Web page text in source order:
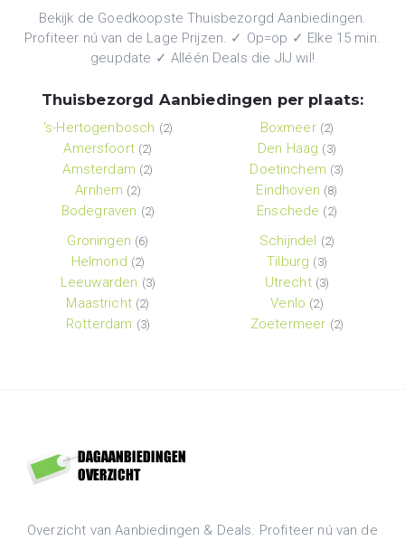
Bekijk de Goedkoopste Thuisbezorgd Aanbiedingen.
Profiteer nú van de Lage Prijzen. ✓ Op=op ✓ Elke 15 min.
geupdate ✓ Alléén Deals die JIJ wil!
Thuisbezorgd Aanbiedingen per plaats:
's-Hertogenbosch (2)
Amersfoort (2)
Amsterdam (2)
Arnhem (2)
Bodegraven (2)
Boxmeer (2)
Den Haag (3)
Doetinchem (3)
Eindhoven (8)
Enschede (2)
Groningen (6)
Helmond (2)
Leeuwarden (3)
Maastricht (2)
Rotterdam (3)
Schijndel (2)
Tilburg (3)
Utrecht (3)
Venlo (2)
Zoetermeer (2)
Overzicht van Aanbiedingen & Deals. Profiteer nú van de